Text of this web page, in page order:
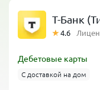
Т-Банк
4.6
Дебетовые карты
С доставкой на дом